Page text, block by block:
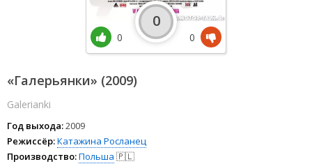
«Галерьянки» (2009)
Galerianki
Год выхода:2009
Режиссёр:Катажина Росланец
Производство:Польша 🇵🇱
0
0
0